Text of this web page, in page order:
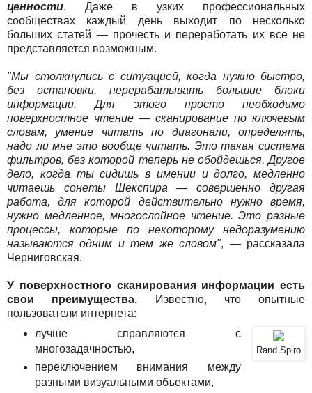
ценности. Даже в узких профессиональных
сообществах каждый день выходит по несколько
больших статей — прочесть и переработать их все не
представляется возможным.
"Мы столкнулись с ситуацией, когда нужно быстро,
без остановки, перерабатывать большие блоки
информации. Для этого просто необходимо
поверхностное чтение — сканирование по ключевым
словам, умение читать по диагонали, определять,
надо ли мне это вообще читать. Это такая система
фильтров, без которой теперь не обойдешься. Другое
дело, когда ты сидишь в имении и долго, медленно
читаешь сонеты Шекспира — совершенно другая
работа, для которой действительно нужно время,
нужно медленное, многослойное чтение. Это разные
процессы, которые по некоторому недоразумению
называются одним и тем же словом", — рассказала
Черниговская.
У поверхностного сканирования информации есть
свои преимущества. Известно, что опытные
пользователи интернета:
Rand Spiro
лучше справляются с
многозадачностью,
переключением внимания между
разными визуальными объектами,